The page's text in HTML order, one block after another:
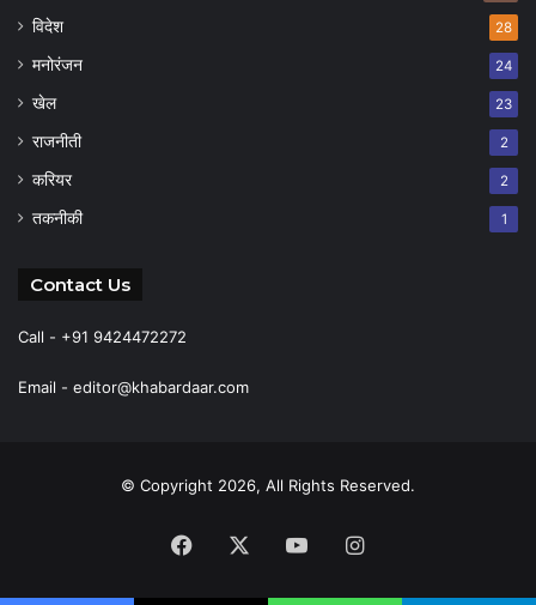
विदेश 28
मनोरंजन 24
खेल 23
राजनीती 2
करियर 2
तकनीकी 1
Contact Us
Call - +91 9424472272
Email - editor@khabardaar.com
© Copyright 2026, All Rights Reserved.
Facebook YouTubeInstagram